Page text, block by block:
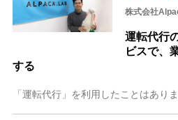
株式会社
運転代行
ビスで、
する